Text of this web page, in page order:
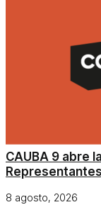
CAUBA 9 abre
8 agosto, 2026